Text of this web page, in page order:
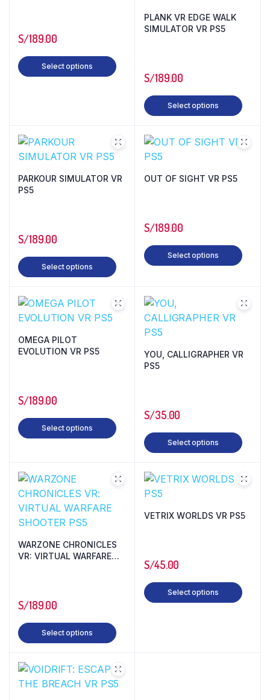
S/189.00
Select options
PLANK VR EDGE WALK
SIMULATOR VR PS5
S/189.00
Select options
PARKOUR SIMULATOR VR
PS5
S/189.00
Select options
OUT OF SIGHT VR PS5
S/189.00
Select options
OMEGA PILOT
EVOLUTION VR PS5
S/189.00
Select options
YOU, CALLIGRAPHER VR
PS5
S/35.00
Select options
WARZONE CHRONICLES
VR: VIRTUAL WARFARE
S/189.00
Select options
VETRIX WORLDS VR PS5
S/45.00
Select options